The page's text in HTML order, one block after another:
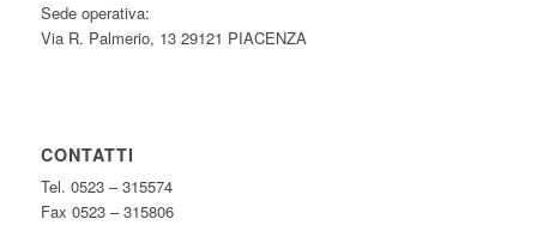
Sede operativa:
Via R. Palmerio, 13 29121 PIACENZA
CONTATTI
Tel. 0523 – 315574
Fax 0523 – 315806